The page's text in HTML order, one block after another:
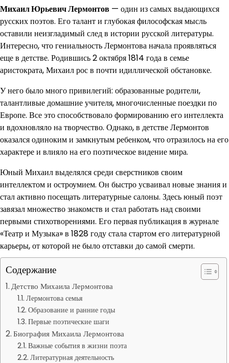
Михаил Юрьевич Лермонтов — один из самых выдающихся
русских поэтов. Его талант и глубокая философская мысль
оставили неизгладимый след в истории русской литературы.
Интересно, что гениальность Лермонтова начала проявляться
еще в детстве. Родившись 2 октября 1814 года в семье
аристократа, Михаил рос в почти идиллической обстановке.
У него было много привилегий: образованные родители,
талантливые домашние учителя, многочисленные поездки по
Европе. Все это способствовало формированию его интеллекта
и вдохновляло на творчество. Однако, в детстве Лермонтов
оказался одиноким и замкнутым ребенком, что отразилось на его
характере и влияло на его поэтическое видение мира.
Юный Михаил выделялся среди сверстников своим
интеллектом и остроумием. Он быстро усваивал новые знания и
стал активно посещать литературные салоны. Здесь юный поэт
завязал множество знакомств и стал работать над своими
первыми стихотворениями. Его первая публикация в журнале
«Театр и Музыка» в 1828 году стала стартом его литературной
карьеры, от которой не было отставки до самой смерти.
Содержание
Детство Михаила Лермонтова
Лермонтова семья
Образование и ранние годы
Первые поэтические шаги
Биография Михаила Лермонтова
Важные события в жизни поэта
Литературная деятельность